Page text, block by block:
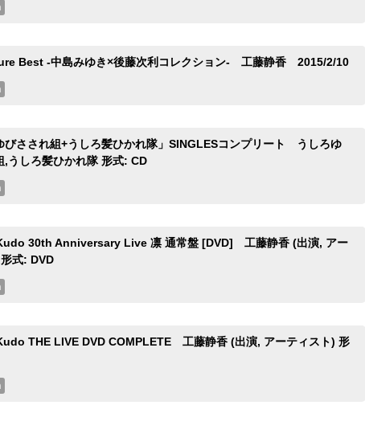
Best -中島みゆき×後藤次利コレクション- 工藤静香 2015/2/10
びさされ組+うしろ髪ひかれ隊」SINGLESコンプリート うしろゆ
,うしろ髪ひかれ隊 形式: CD
30th Anniversary Live 凛 通常盤 [DVD] 工藤静香 (出演, アー
式: DVD
THE LIVE DVD COMPLETE 工藤静香 (出演, アーティスト) 形